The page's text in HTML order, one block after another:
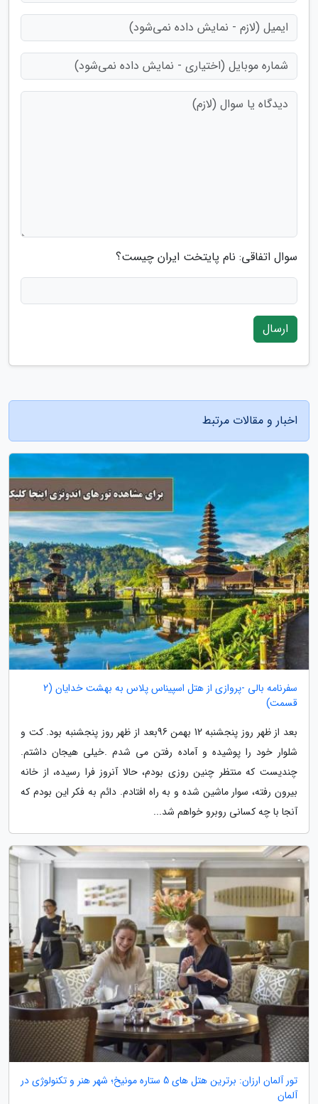
سوال اتفاقی: نام پایتخت ایران چیست؟
ارسال
اخبار و مقالات مرتبط
سفرنامه بالی -پروازی از هتل اسپیناس پلاس به بهشت خدایان (2
قسمت)
بعد از ظهر روز پنجشنبه 12 بهمن 96بعد از ظهر روز پنجشنبه بود. کت و
شلوار خود را پوشیده و آماده رفتن می شدم .خیلی هیجان داشتم.
چندیست که منتظر چنین روزی بودم، حالا آنروز فرا رسیده، از خانه
بیرون رفته، سوار ماشین شده و به راه افتادم. دائم به فکر این بودم که
آنجا با چه کسانی روبرو خواهم شد...
تور آلمان ارزان: برترین هتل های 5 ستاره مونیخ؛ شهر هنر و تکنولوژی در
آلمان